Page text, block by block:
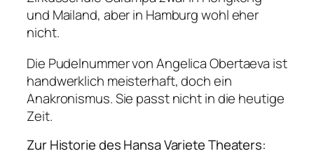
und Mailand, aber in Hamburg wohl eher
nicht.
Die Pudelnummer von Angelica Obertaeva ist
handwerklich meisterhaft, doch ein
Anakronismus. Sie passt nicht in die heutige
Zeit.
Zur Historie des Hansa Variete Theaters: